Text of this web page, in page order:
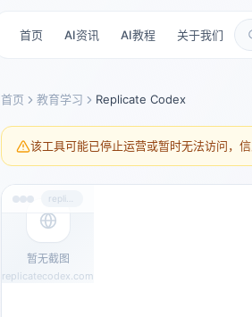
首页 AI资讯 AI教程 关于我们
首页 教育学习 Replicate Codex
该工具可能已停止运营或暂时无法访问，信
暂无截图
replicatecodex.com